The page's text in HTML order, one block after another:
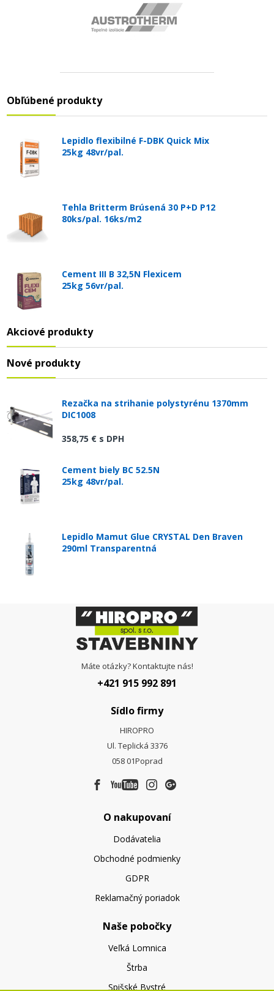
Obľúbené produkty
Lepidlo flexibilné F-DBK Quick Mix
25kg 48vr/pal.
Tehla Britterm Brúsená 30 P+D P12
80ks/pal. 16ks/m2
Cement III B 32,5N Flexicem
25kg 56vr/pal.
Akciové produkty
Nové produkty
Rezačka na strihanie polystyrénu 1370mm
DIC1008
358,75 € s DPH
Cement biely BC 52.5N
25kg 48vr/pal.
Lepidlo Mamut Glue CRYSTAL Den Braven
290ml Transparentná
Máte otázky? Kontaktujte nás!
+421 915 992 891
Sídlo firmy
HIROPRO
Ul. Teplická 3376
058 01Poprad
O nakupovaní
Dodávatelia
Obchodné podmienky
GDPR
Reklamačný poriadok
Naše pobočky
Veľká Lomnica
Štrba
Spišské Bystré